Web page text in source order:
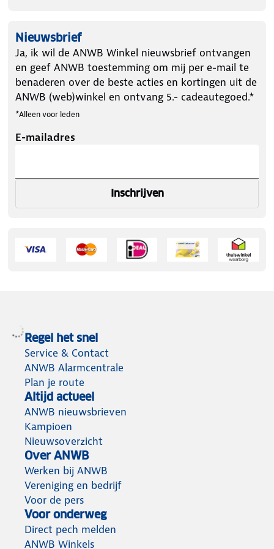
Nieuwsbrief
Ja, ik wil de ANWB Winkel nieuwsbrief ontvangen
en geef ANWB toestemming om mij per e-mail te
benaderen over de beste acties en kortingen uit de
ANWB (web)winkel en ontvang 5.- cadeautegoed.*
*Alleen voor leden
E-mailadres
Inschrijven
Regel het snel
Service & Contact
ANWB Alarmcentrale
Plan je route
Altijd actueel
ANWB nieuwsbrieven
Kampioen
Nieuwsoverzicht
Over ANWB
Werken bij ANWB
Vereniging en bedrijf
Voor de pers
Voor onderweg
Direct pech melden
ANWB Winkels